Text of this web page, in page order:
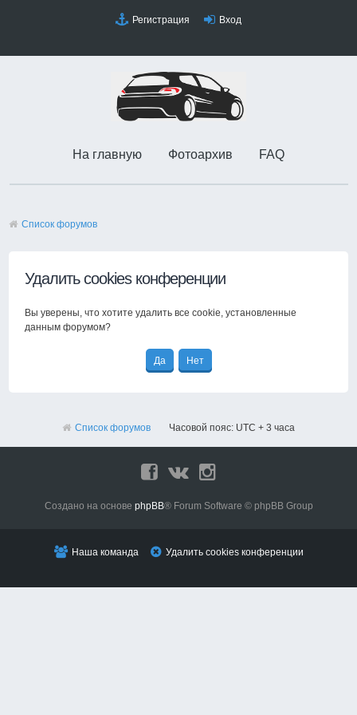
Регистрация Вход
На главную Фотоархив FAQ
Список форумов
Удалить cookies конференции
Вы уверены, что хотите удалить все cookie, установленные
данным форумом?
Список форумов Часовой пояс: UTC + 3 часа
Создано на основе phpBB® Forum Software © phpBB Group
Наша команда Удалить cookies конференции